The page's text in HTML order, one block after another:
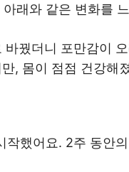
래와 같은 변화를
꿨더니 포만감이
, 몸이 점점 건강해
했어요. 2주 동안